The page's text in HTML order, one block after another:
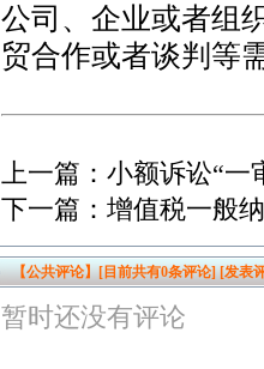
公司、企业或者组
贸合作或者谈判等
上一篇： 小额诉讼“一
下一篇： 增值税一般
【公共评论】[目前共有0条评论][发表
暂时还没有评论